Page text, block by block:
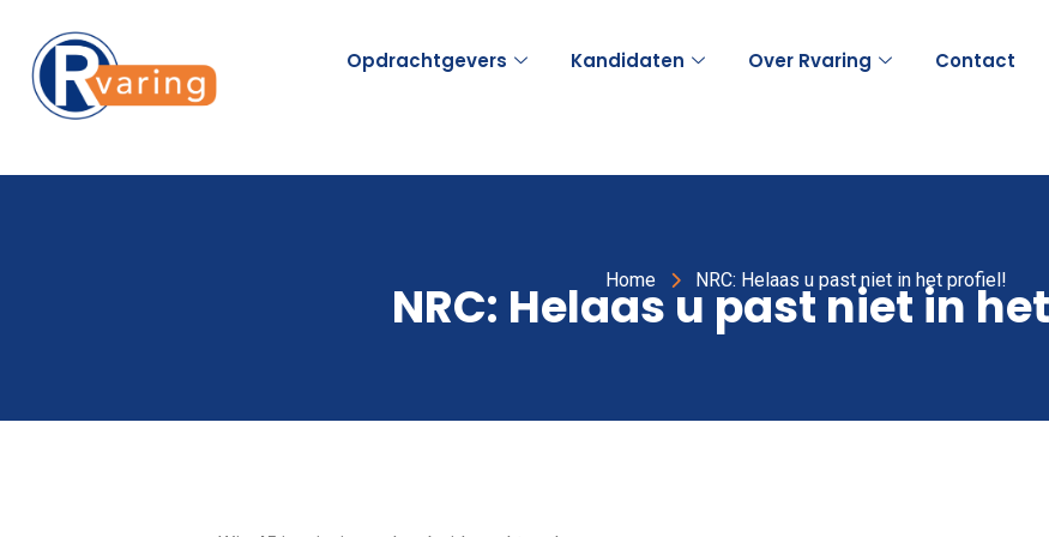
Opdrachtgevers Kandidaten Over Rvaring Contact
Home NRC: Helaas u past niet in het profiel!
NRC: Helaas u past niet in